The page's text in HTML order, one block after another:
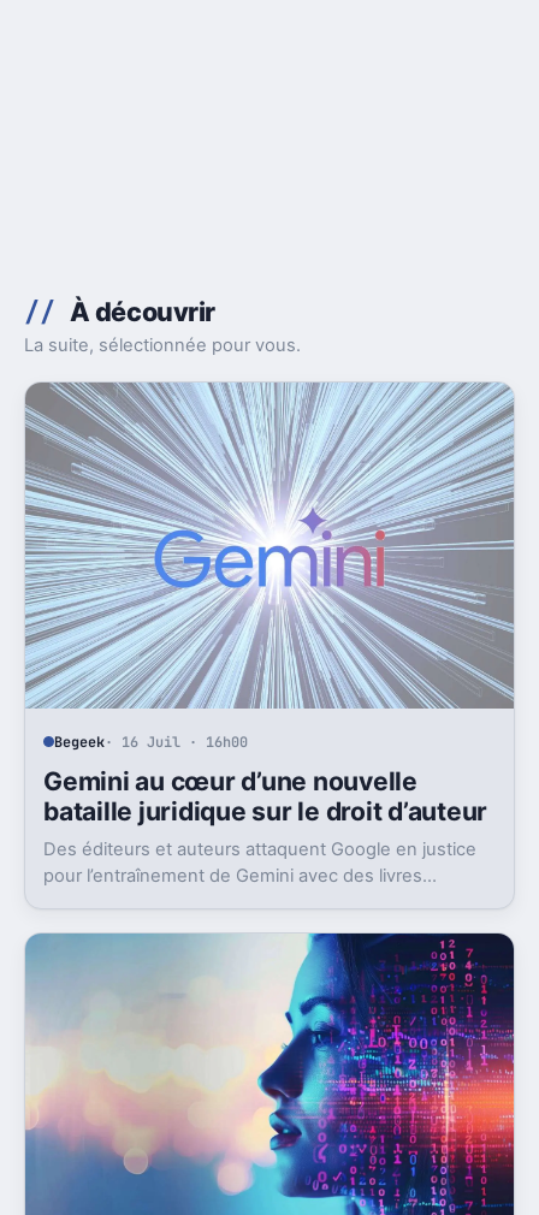
À découvrir
La suite, sélectionnée pour vous.
Begeek· 16 Juil · 16h00
Gemini au cœur d’une nouvelle
bataille juridique sur le droit d’auteur
Des éditeurs et auteurs attaquent Google en justice
pour l’entraînement de Gemini avec des livres